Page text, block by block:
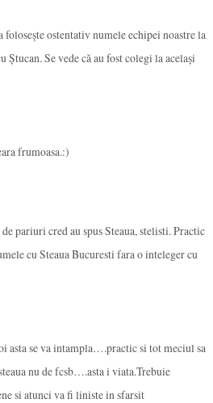
ostentativ numele echipei noastre la
Ștucan. Se vede că au fost colegi la același
frumoasa.:)
pariuri cred au spus Steaua, stelisti. Practic
cu Steaua Bucuresti fara o inteleger cu
asta se va intampla….practic si tot meciul sa
nu de fcsb….asta i viata.Trebuie
si atunci va fi liniste in sfarsit